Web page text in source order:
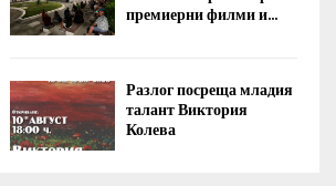
премиерни филми и...
Разлог посреща младия
талант Виктория
Колева